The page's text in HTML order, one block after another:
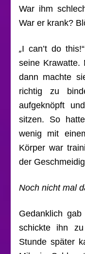
War ihm
War er krank?
„I can’t do
seine Krawatte.
dann machte
richtig zu
aufgeknöpft
sitzen. So
wenig mit
Körper war
der
Noch nicht mal
Gedanklich
schickte ihn
Stunde später